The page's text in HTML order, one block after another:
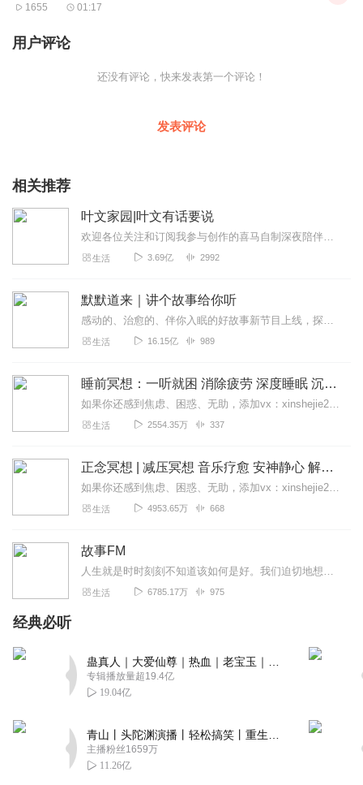
1655 01:17
用户评论
还没有评论，快来发表第一个评论！
发表评论
相关推荐
叶文家园|叶文有话要说
欢迎各位关注和订阅我参与创作的喜马自制深夜陪伴谈话栏目《听你说·百态人声》【听你说·百态人声】每晚直播连线真实人间故事|叶文现场互动中|人间冷暖，抱团取暖每周...
生活 3.69亿 2992
默默道来｜讲个故事给你听
感动的、治愈的、伴你入眠的好故事新节目上线，探索现实世界的无尽魅力，追求对生活的真实记录《听见人间真相》（点击名称，直达专辑）网易人间故事集持续更新中，邀您关注...
生活 16.15亿 989
睡前冥想：一听就困 消除疲劳 深度睡眠 沉浸体验
如果你还感到焦虑、困惑、无助，添加vx：xinshejie2018、vx公众号：宣萱心伴，与主播宣萱开启心灵交流之旅，共建温暖的精神家园！如果你喜欢我的内容，请...
生活 2554.35万 337
正念冥想 | 减压冥想 音乐疗愈 安神静心 解郁降噪
如果你还感到焦虑、困惑、无助，添加vx：xinshejie2018、vx公众号：宣萱心伴，与主播宣萱开启心灵交流之旅，共建温暖的精神家园！如果你喜欢我的内容，请...
生活 4953.65万 668
故事FM
人生就是时时刻刻不知道该如何是好。我们迫切地想知道怎么解决问题，也同样挣扎着寻求理解和安慰。这样的你，并不孤独。重获新生的抑郁症病人；用一辈子摆脱原生家庭阴影的...
生活 6785.17万 975
经典必听
专辑播放量超19.4亿
19.04亿
主播粉丝1659万
11.26亿